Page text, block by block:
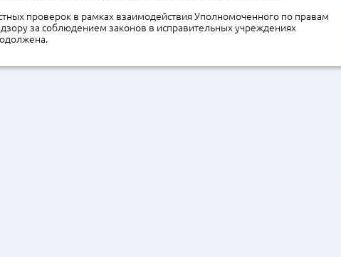
проверок в рамках взаимодействия Уполномоченного по правам
за соблюдением законов в исправительных учреждениях